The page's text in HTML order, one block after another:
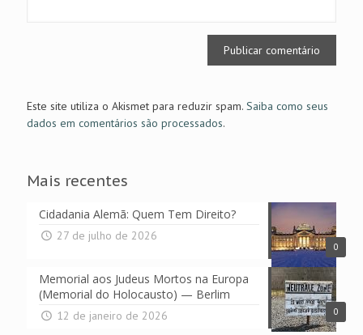
Este site utiliza o Akismet para reduzir spam. Saiba como seus
dados em comentários são processados.
Mais recentes
0
Cidadania Alemã: Quem Tem Direito?
27 de julho de 2026
0
Memorial aos Judeus Mortos na Europa
(Memorial do Holocausto) — Berlim
12 de janeiro de 2026